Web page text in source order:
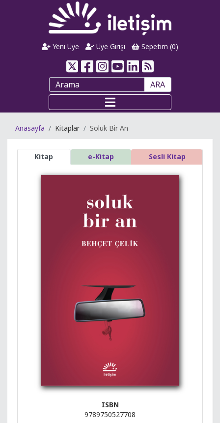
Yeni Üye Üye Girişi Sepetim (0)
ARA
Anasayfa Kitaplar Soluk Bir An
Kitap e-Kitap Sesli Kitap
ISBN
9789750527708